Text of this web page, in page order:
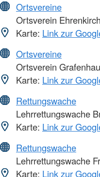
Ortsvereine
Ortsverein
Karte: Link zur
Ortsvereine
Ortsverein
Karte: Link zur
Rettungswache
Lehrrettungswache
Karte: Link zur
Rettungswache
Lehrrettungswache
Karte: Link zur